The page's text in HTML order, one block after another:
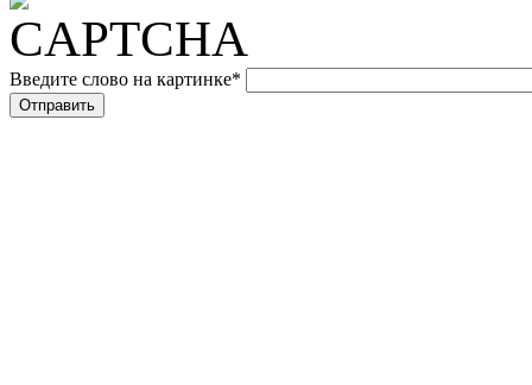
Введите слово на картинке*